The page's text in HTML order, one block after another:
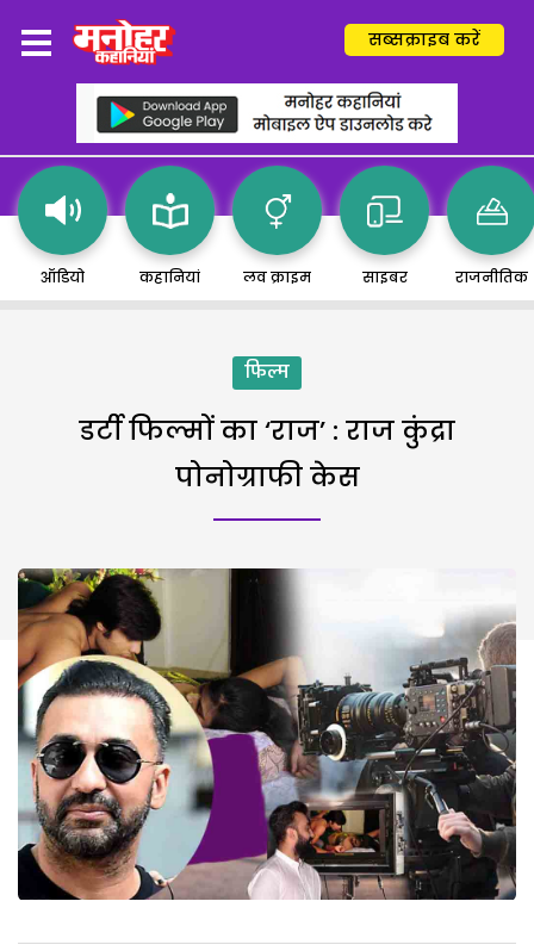
सब्सक्राइब करें
ऑडियो कहानियां लव क्राइम साइबर राजनीतिक
फिल्म
डर्टी फिल्मों का ‘राज’ : राज कुंद्रा
पोनोग्राफी केस